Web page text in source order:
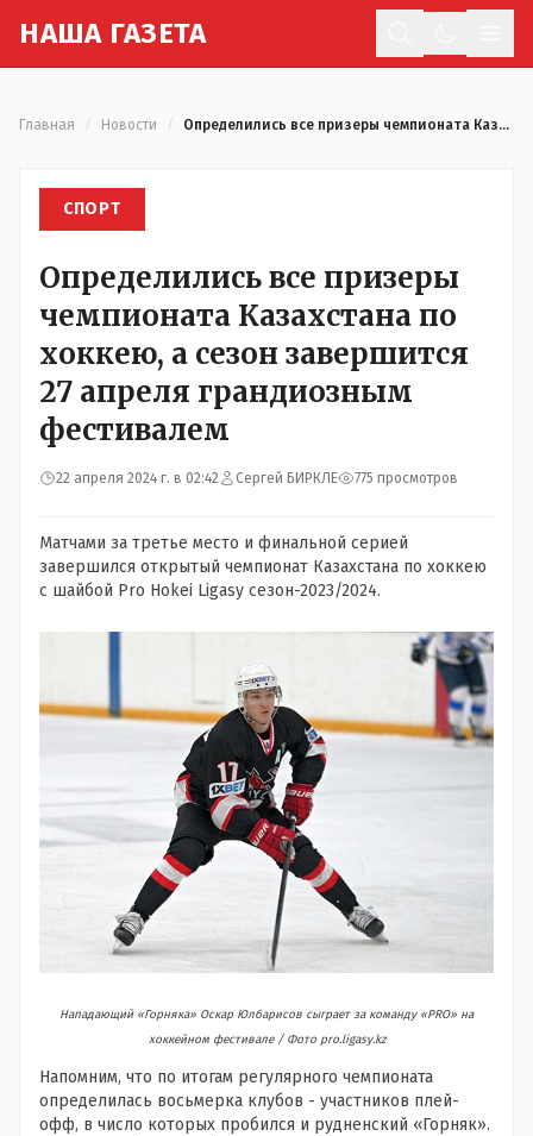
НАША ГАЗЕТА
Главная Новости Определились все призеры чемпионата Казахстана по хоккею, а сезон завершится 27 апреля грандиозным фестивалем
СПОРТ
Определились все призеры
чемпионата Казахстана по
хоккею, а сезон завершится
27 апреля грандиозным
фестивалем
22 апреля 2024 г. в 02:42 Сергей БИРКЛЕ 775 просмотров
Матчами за третье место и финальной серией
завершился открытый чемпионат Казахстана по хоккею
с шайбой Pro Hokei Ligasy сезон-2023/2024.
Нападающий «Горняка» Оскар Юлбарисов сыграет за команду «PRO» на
хоккейном фестивале / Фото pro.ligasy.kz
Напомним, что по итогам регулярного чемпионата
определилась восьмерка клубов - участников плей-
офф, в число которых пробился и рудненский «Горняк».